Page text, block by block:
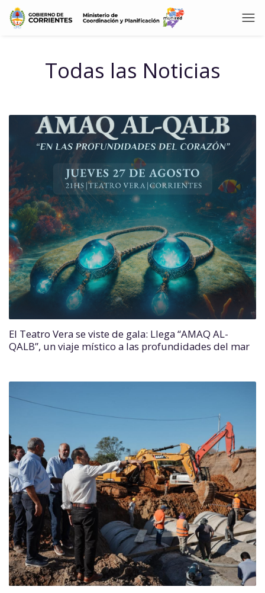
Todas las Noticias
El Teatro Vera se viste de gala: Llega “AMAQ AL-
QALB”, un viaje místico a las profundidades del mar